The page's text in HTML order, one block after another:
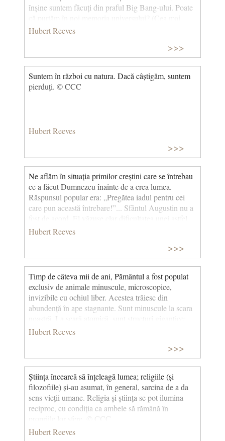
înșine suntem făcuți din praful Big Bang-ului. Poate
frumoasă poveste din lume) © CCC
Hubert Reeves
>>>
Suntem în război cu natura. Dacă câștigăm, suntem
pierduți. © CCC
Hubert Reeves
>>>
Ne aflăm în situația primilor creștini care se întrebau
ce a făcut Dumnezeu înainte de a crea lumea.
Răspunsul popular era: „Pregătea iadul pentru cei
care pun această întrebare!”... Sfântul Augustin nu a
fost de acord. El văzuse clar dificultatea unei astfel
de întrebări. Ea presupunea că timpul exista
doar cea a materiei, ci și cea a timpului!” (Cea mai
frumoasă poveste din lume) © CCC
Hubert Reeves
>>>
Timp de câteva mii de ani, Pământul a fost populat
exclusiv de animale minuscule, microscopice,
invizibile cu ochiul liber. Acestea trăiesc din
abundență în ape stagnante. Sunt minuscule la scara
noastră. La scară atomică, sunt structuri gigantice;
numărul de atomi din fiecare se ridică la mii de
stele acum moarte. Aceste structuri vii, delicate, sunt
mai mult decât suma moleculelor care le alcătuiesc.
nucleonilor și a atomilor: pot muri. Existența lor nu
este asigurată automat de ansamblul forțelor fizice
care le leagă. Pentru a trăi, ele trebuie să facă schimb
constant de particule cu lumea exterioară. Atomii și
a le menține într-o stare de dezechilibru față de
Hubert Reeves
>>>
Știința încearcă să înțeleagă lumea; religiile (și
filozofiile) și-au asumat, în general, sarcina de a da
sens vieții umane. Religia și știința se pot ilumina
reciproc, cu condiția ca ambele să rămână în
Hubert Reeves